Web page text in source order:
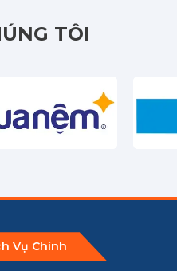
TÔI
Vụ Chính